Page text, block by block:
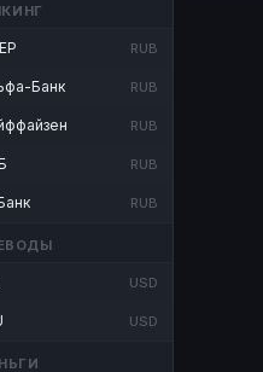
RUB
Банк RUB
RUB
RUB
RUB
USD
USD